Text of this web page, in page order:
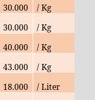
30.000
/ Kg
30.000
/ Kg
40.000
/ Kg
43.000
/ Kg
18.000
/ Liter